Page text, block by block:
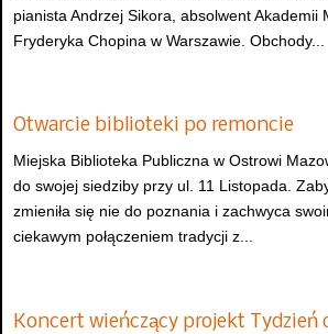
pianista Andrzej Sikora, absolwent Akademii
Fryderyka Chopina w Warszawie. Obchody...
Otwarcie biblioteki po remoncie
Miejska Biblioteka Publiczna w Ostrowi
do swojej siedziby przy ul. 11 Listopada.
zmieniła się nie do poznania i zachwyca
ciekawym połączeniem tradycji z...
Koncert wieńczący projekt Tydzień